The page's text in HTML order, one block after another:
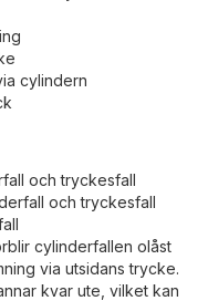
cylindern
och tryckesfall
och tryckesfall
cylinderfallen olåst
via utsidans trycke.
kvar ute, vilket kan